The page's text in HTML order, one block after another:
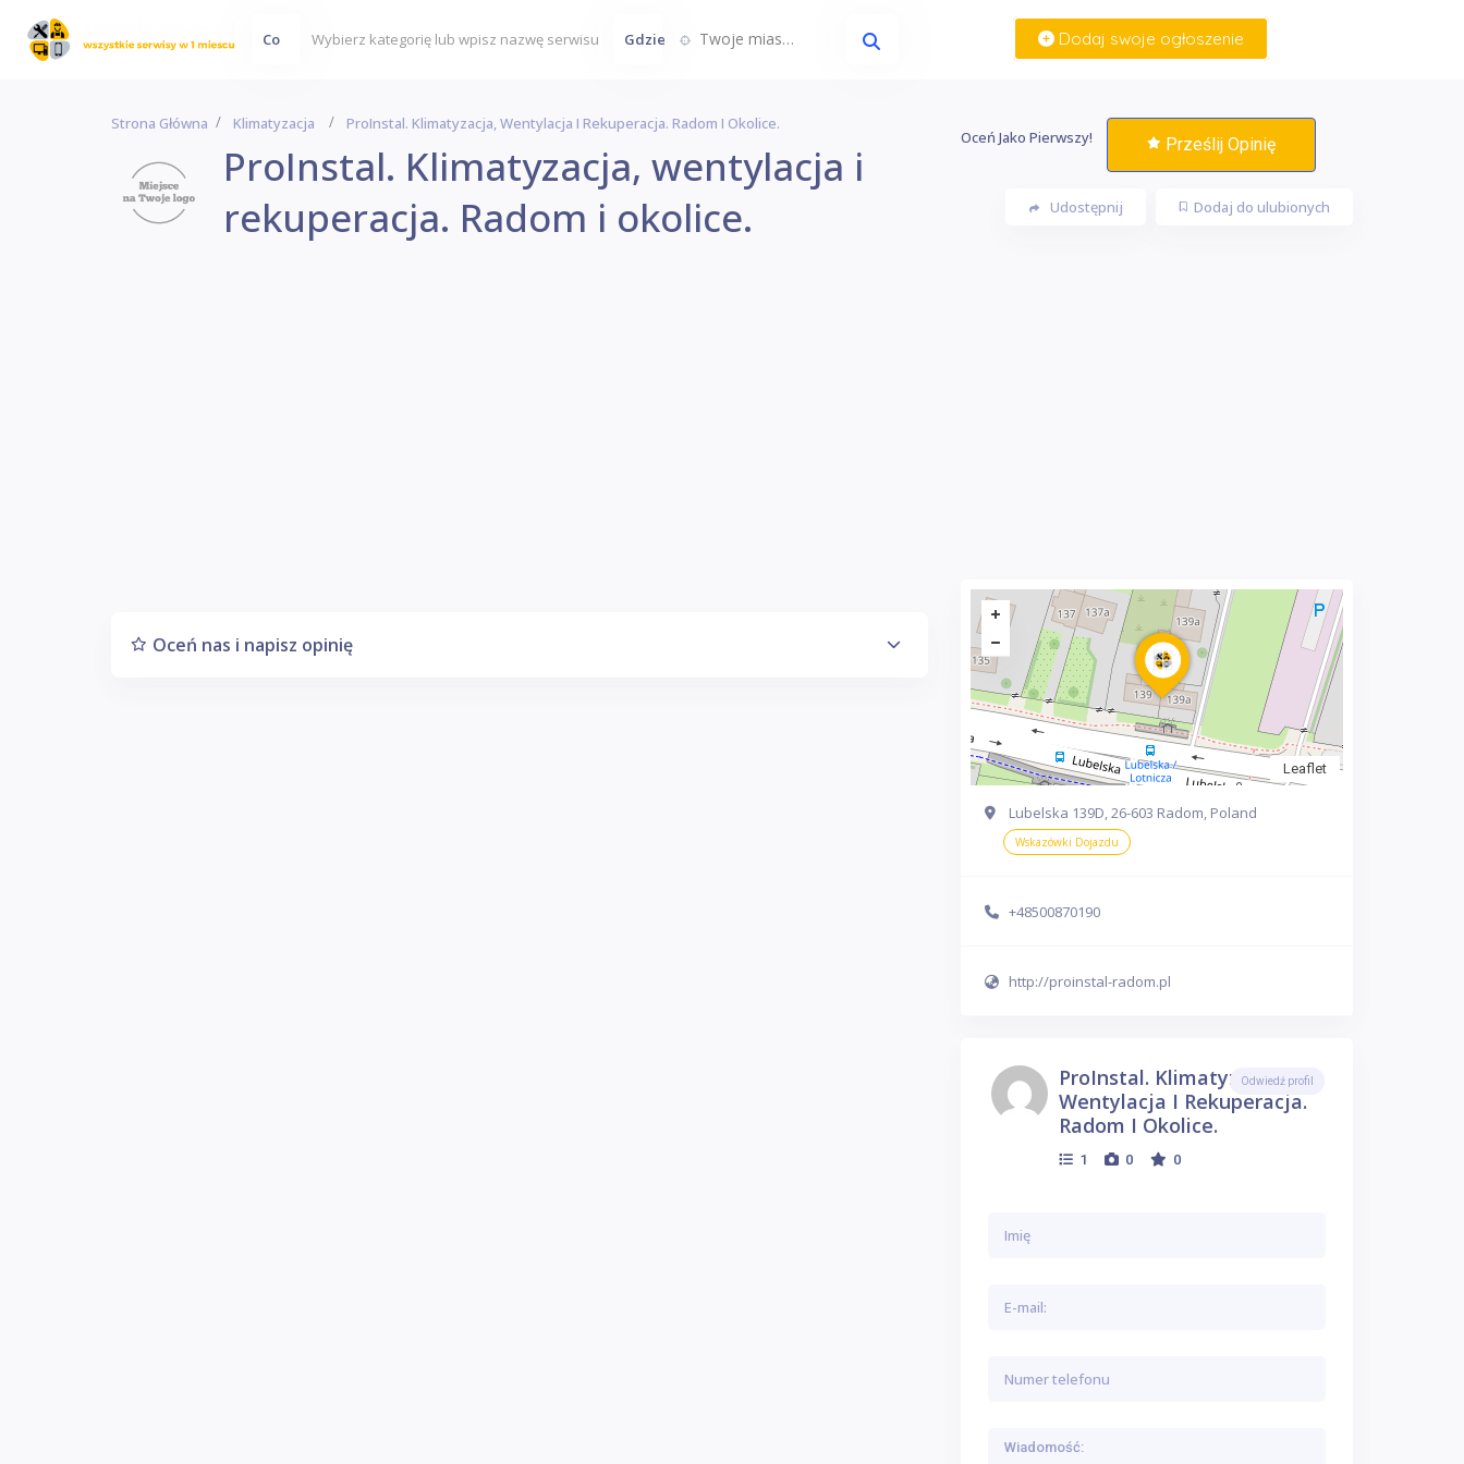
Co Gdzie Twoje miasto... Dodaj swoje ogłoszenie
Strona Główna Klimatyzacja ProInstal. Klimatyzacja, Wentylacja I Rekuperacja. Radom I Okolice.
ProInstal. Klimatyzacja, wentylacja i
rekuperacja. Radom i okolice.
Oceń Jako Pierwszy! Prześlij Opinię
Dodaj do ulubionych
Udostępnij
Oceń nas i napisz opinię
Leaflet
Lubelska 139D, 26-603 Radom, Poland
Wskazówki Dojazdu
+48500870190
http://proinstal-radom.pl
ProInstal. Klimatyzacja,
Wentylacja I Rekuperacja.
Radom I Okolice.
1 0 0
Odwiedź profil